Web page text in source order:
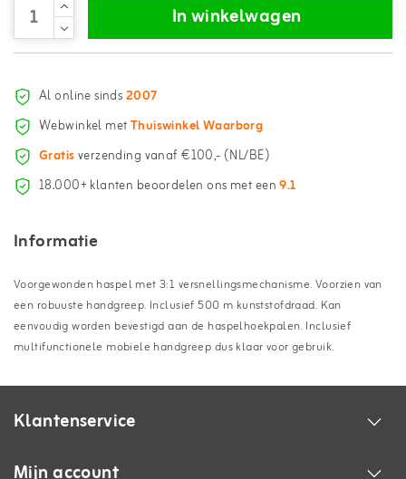
In winkelwagen
Al online sinds2007
Webwinkel metThuiswinkel Waarborg
Gratisverzending vanaf €100,- (NL/BE)
18.000+ klanten beoordelen ons met een9.1
Informatie
Voorgewonden haspel met 3:1 versnellingsmechanisme. Voorzien van
een robuuste handgreep. Inclusief 500 m kunststofdraad. Kan
eenvoudig worden bevestigd aan de haspelhoekpalen. Inclusief
multifunctionele mobiele handgreep dus klaar voor gebruik.
Klantenservice
Mijn account